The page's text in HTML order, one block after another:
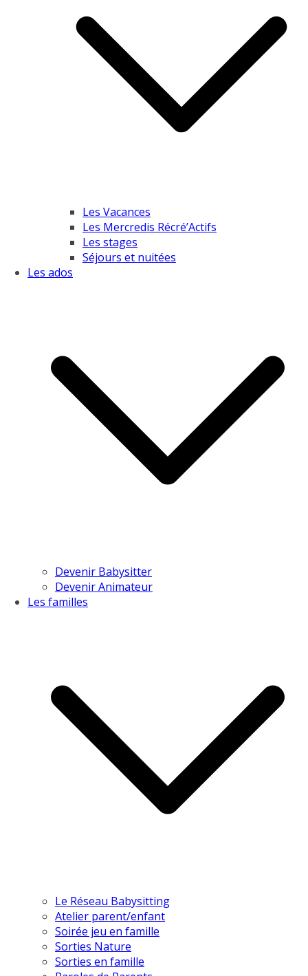
Les Vacances
Les Mercredis Récré’Actifs
Les stages
Séjours et nuitées
Les ados
Devenir Babysitter
Devenir Animateur
Les familles
Le Réseau Babysitting
Atelier parent/enfant
Soirée jeu en famille
Sorties Nature
Sorties en famille